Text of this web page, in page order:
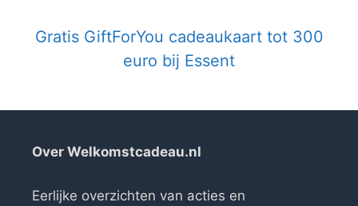
Gratis GiftForYou cadeaukaart tot 300
euro bij Essent
Over Welkomstcadeau.nl
Eerlijke overzichten van acties en